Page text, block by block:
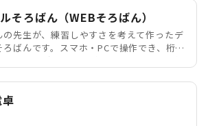
そろばん（WEBそろばん）
の先生が、練習しやすさを考えて作ったデ
ろばんです。スマホ・PCで操作でき、桁数
を変えながら、そろばんや暗算の練習に使